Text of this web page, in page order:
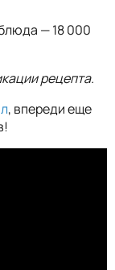
— 18 000
рецепта.
, впереди еще